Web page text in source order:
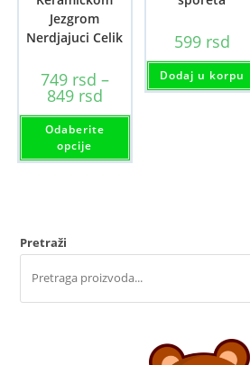
Jezgrom
Nerdjajuci Celik
749 rsd –
849 rsdRaspon
cena:
od
749 rsd
849 rsd
Odaberite
opcije
Ovaj
proizvoda.
599 rsd
Dodaj u korpu
Pretraži